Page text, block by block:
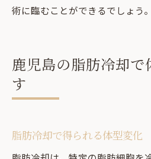
術に臨むことができるでしょう。
鹿児島の脂肪冷却で
す
脂肪冷却で得られる体型変化